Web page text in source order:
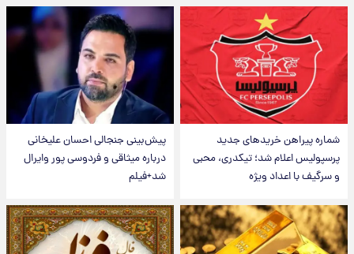
شماره پیراهن خریدهای جدید
پرسپولیس اعلام شد؛ تیکدری، محبی
و سرگیف با اعداد ویژه
پیش‌بینی جنجالی احسان علیخانی
درباره میثاقی و فردوسی پور وایرال
شد+فیلم